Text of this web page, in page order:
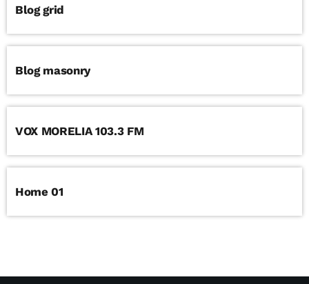
Blog grid
Blog masonry
VOX MORELIA 103.3 FM
Home 01